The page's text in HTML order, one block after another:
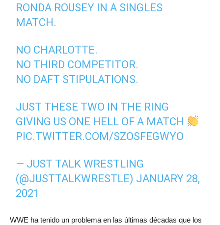
RONDA ROUSEY IN A SINGLES
MATCH.
NO CHARLOTTE.
NO THIRD COMPETITOR.
NO DAFT STIPULATIONS.
JUST THESE TWO IN THE RING
GIVING US ONE HELL OF A MATCH
PIC.TWITTER.COM/SZOSFEGWYO
— JUST TALK WRESTLING
(@JUSTTALKWRESTLE) JANUARY 28,
2021
WWE ha tenido un problema en las últimas décadas que los